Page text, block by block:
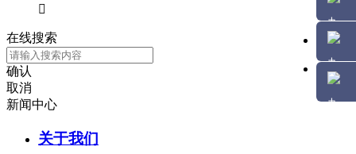

在线搜索
确认
取消
新闻中心
关于我们